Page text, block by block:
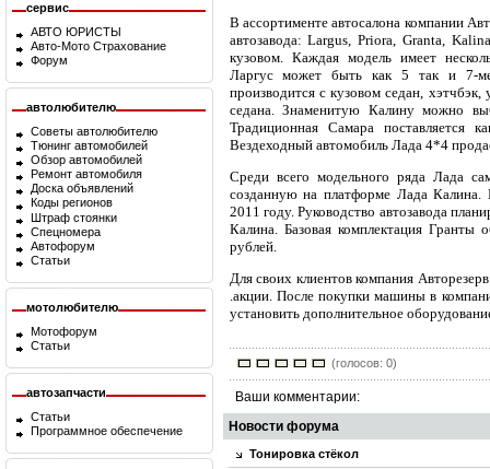
сервис
АВТО ЮРИСТЫ
Авто-Мото Страхование
Форум
автолюбителю
Советы автолюбителю
Тюнинг автомобилей
Обзор автомобилей
Ремонт автомобиля
Доска объявлений
Коды регионов
Штраф стоянки
Спецномера
Автофорум
Статьи
мотолюбителю
Мотофорум
Статьи
автозапчасти
Статьи
Программное обеспечение
В ассортименте автосалона компании
автозавода: Largus, Priora, Granta,
кузовом. Каждая модель имеет
Ларгус может быть как 5 так и 7-
производится с кузовом седан,
седана. Знаменитую Калину можно
Традиционная Самара
Вездеходный автомобиль Лада 4*4
Среди всего модельного ряда Лада
созданную на платформе Лада Калина.
2011 году. Руководство автозавода
Калина. Базовая комплектация
рублей.
Для своих клиентов компания
.акции. После покупки машины в
установить дополнительное
(голосов: 0)
Ваши комментарии:
Новости форума
Тонировка стёкол